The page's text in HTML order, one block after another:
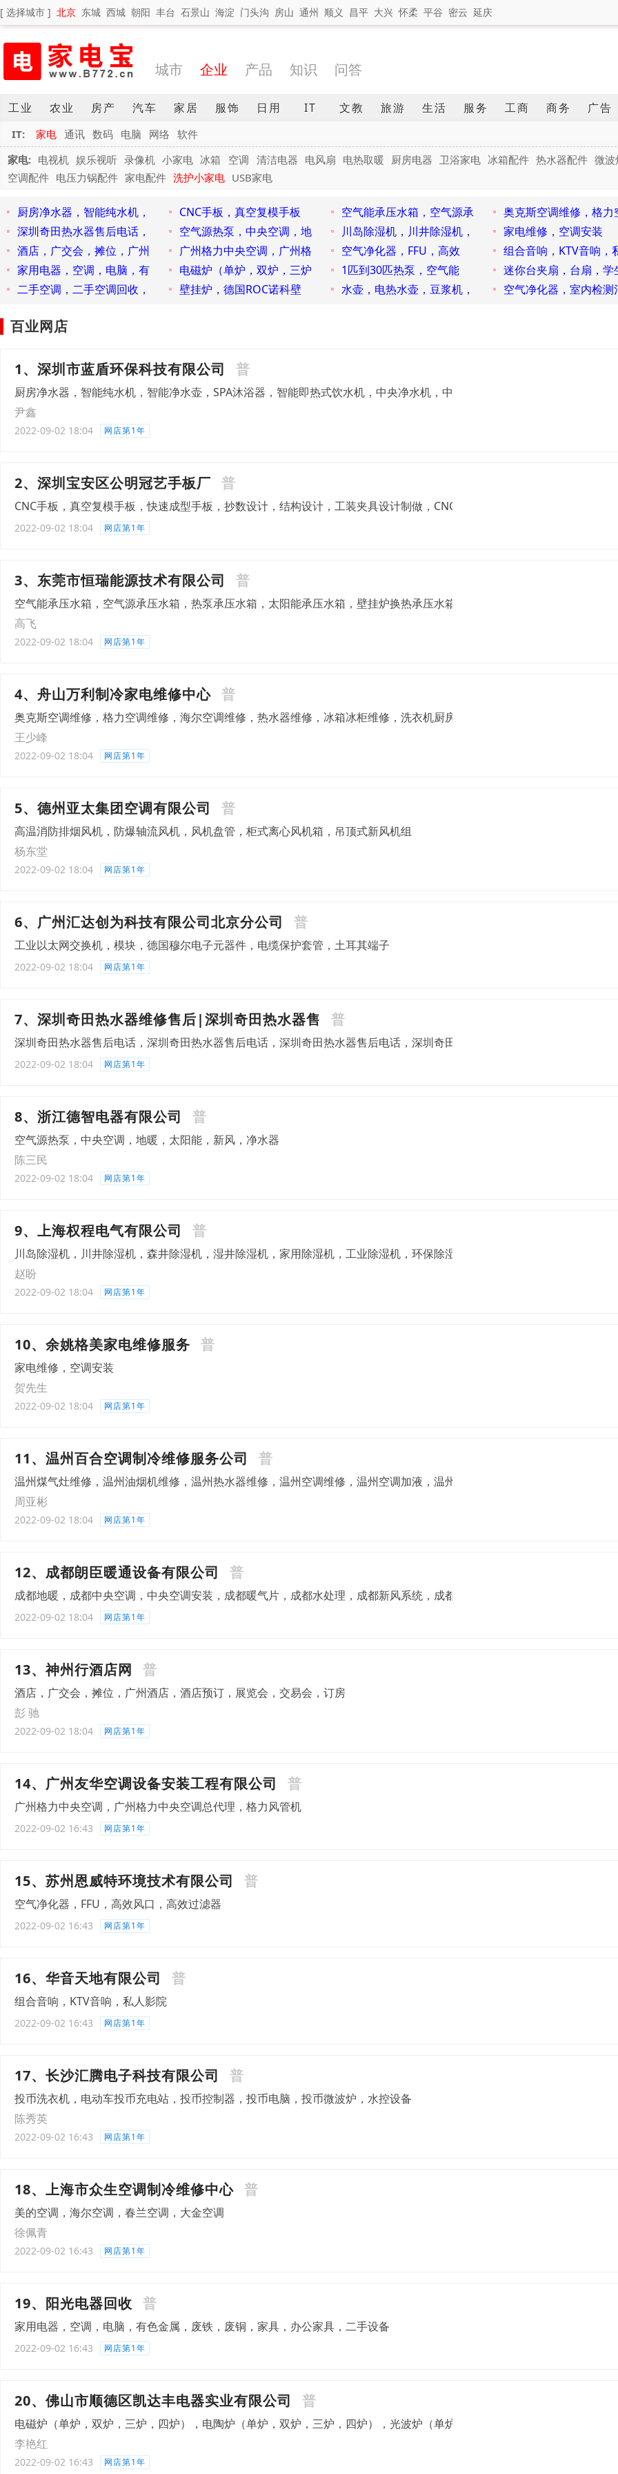
[ 选择城市 ] 北京 东城 西城 朝阳 丰台 石景山 海淀 门头沟 房山 通州 顺义 昌平 大兴 怀柔 平谷 密云 延庆
城市 企业 产品 知识 问答
工业 农业 房产 汽车 家居 服饰 日用 IT 文教 旅游 生活 服务 工商 商务 广告
IT: 家电 通讯 数码 电脑 网络 软件
家电: 电视机 娱乐视听 录像机 小家电 冰箱 空调 清洁电器 电风扇 电热取暖 厨房电器 卫浴家电 冰箱配件 热水器配件 微波
空调配件 电压力锅配件 家电配件 洗护小家电 USB家电
厨房净水器，智能纯水机， CNC手板，真空复模手板 空气能承压水箱，空气源承
奥克斯空调维修，格力
深圳奇田热水器售后电话，
空气源热泵，中央空调，地 川岛除湿机，川井除湿机，
家电维修，空调安装
酒店，广交会，摊位，广州
广州格力中央空调，广州格 空气净化器，FFU，高效
组合音响，KTV音响，
家用电器，空调，电脑，有
电磁炉（单炉，双炉，三炉 1匹到30匹热泵，空气能
迷你台夹扇，台扇，学
二手空调，二手空调回收，
壁挂炉，德国ROC诺科壁 水壶，电热水壶，豆浆机， 空气净化器，室内检测
百业网店
1、深圳市蓝盾环保科技有限公司 普
厨房净水器，智能纯水机，智能净水壶，SPA沐浴器，智能即热式饮水机，中央净水机，中央前置过滤器，智能直饮一体机
尹鑫
2022-09-02 18:04 网店第1年
2、深圳宝安区公明冠艺手板厂 普
CNC手板，真空复模手板，快速成型手板，抄数设计，结构设计，工装夹具设计制做，CNC车铣加工
2022-09-02 18:04 网店第1年
3、东莞市恒瑞能源技术有限公司 普
空气能承压水箱，空气源承压水箱，热泵承压水箱，太阳能承压水箱，壁挂炉换热承压水箱，空调缓冲水箱，地源热泵承
高飞
2022-09-02 18:04 网店第1年
4、舟山万利制冷家电维修中心 普
奥克斯空调维修，格力空调维修，海尔空调维修，热水器维修，冰箱冰柜维修，洗衣机厨房电器维修
王少峰
2022-09-02 18:04 网店第1年
5、德州亚太集团空调有限公司 普
高温消防排烟风机，防爆轴流风机，风机盘管，柜式离心风机箱，吊顶式新风机组
杨东堂
2022-09-02 18:04 网店第1年
6、广州汇达创为科技有限公司北京分公司 普
工业以太网交换机，模块，德国穆尔电子元器件，电缆保护套管，土耳其端子
2022-09-02 18:04 网店第1年
7、深圳奇田热水器维修售后|深圳奇田热水器售 普
深圳奇田热水器售后电话，深圳奇田热水器售后电话，深圳奇田热水器售后电话，深圳奇田热水器售后电话，深圳奇田热
2022-09-02 18:04 网店第1年
8、浙江德智电器有限公司 普
空气源热泵，中央空调，地暖，太阳能，新风，净水器
陈三民
2022-09-02 18:04 网店第1年
9、上海权程电气有限公司 普
川岛除湿机，川井除湿机，森井除湿机，湿井除湿机，家用除湿机，工业除湿机，环保除湿机
赵盼
2022-09-02 18:04 网店第1年
10、余姚格美家电维修服务 普
家电维修，空调安装
贺先生
2022-09-02 18:04 网店第1年
11、温州百合空调制冷维修服务公司 普
温州煤气灶维修，温州油烟机维修，温州热水器维修，温州空调维修，温州空调加液，温州空调拆装，温州水龙头维修，温
周亚彬
2022-09-02 18:04 网店第1年
12、成都朗臣暖通设备有限公司 普
成都地暖，成都中央空调，中央空调安装，成都暖气片，成都水处理，成都新风系统，成都电地暖，格力中央空调，博世壁
2022-09-02 18:04 网店第1年
13、神州行酒店网 普
酒店，广交会，摊位，广州酒店，酒店预订，展览会，交易会，订房
彭 驰
2022-09-02 18:04 网店第1年
14、广州友华空调设备安装工程有限公司 普
广州格力中央空调，广州格力中央空调总代理，格力风管机
2022-09-02 16:43 网店第1年
15、苏州恩威特环境技术有限公司 普
空气净化器，FFU，高效风口，高效过滤器
2022-09-02 16:43 网店第1年
16、华音天地有限公司 普
组合音响，KTV音响，私人影院
2022-09-02 16:43 网店第1年
17、长沙汇腾电子科技有限公司 普
投币洗衣机，电动车投币充电站，投币控制器，投币电脑，投币微波炉，水控设备
陈秀英
2022-09-02 16:43 网店第1年
18、上海市众生空调制冷维修中心 普
美的空调，海尔空调，春兰空调，大金空调
徐佩青
2022-09-02 16:43 网店第1年
19、阳光电器回收 普
家用电器，空调，电脑，有色金属，废铁，废铜，家具，办公家具，二手设备
2022-09-02 16:43 网店第1年
20、佛山市顺德区凯达丰电器实业有限公司 普
电磁炉（单炉，双炉，三炉，四炉），电陶炉（单炉，双炉，三炉，四炉），光波炉（单炉，双炉，三炉，四炉），气电
李艳红
2022-09-02 16:43 网店第1年